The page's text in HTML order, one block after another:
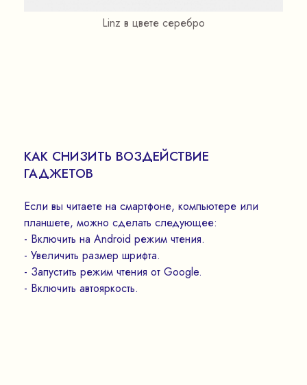
Linz в цвете серебро
КАК СНИЗИТЬ ВОЗДЕЙСТВИЕ
ГАДЖЕТОВ
Если вы читаете на смартфоне, компьютере или
планшете, можно сделать следующее:
- Включить на Android режим чтения.
- Увеличить размер шрифта.
- Запустить режим чтения от Google.
- Включить автояркость.